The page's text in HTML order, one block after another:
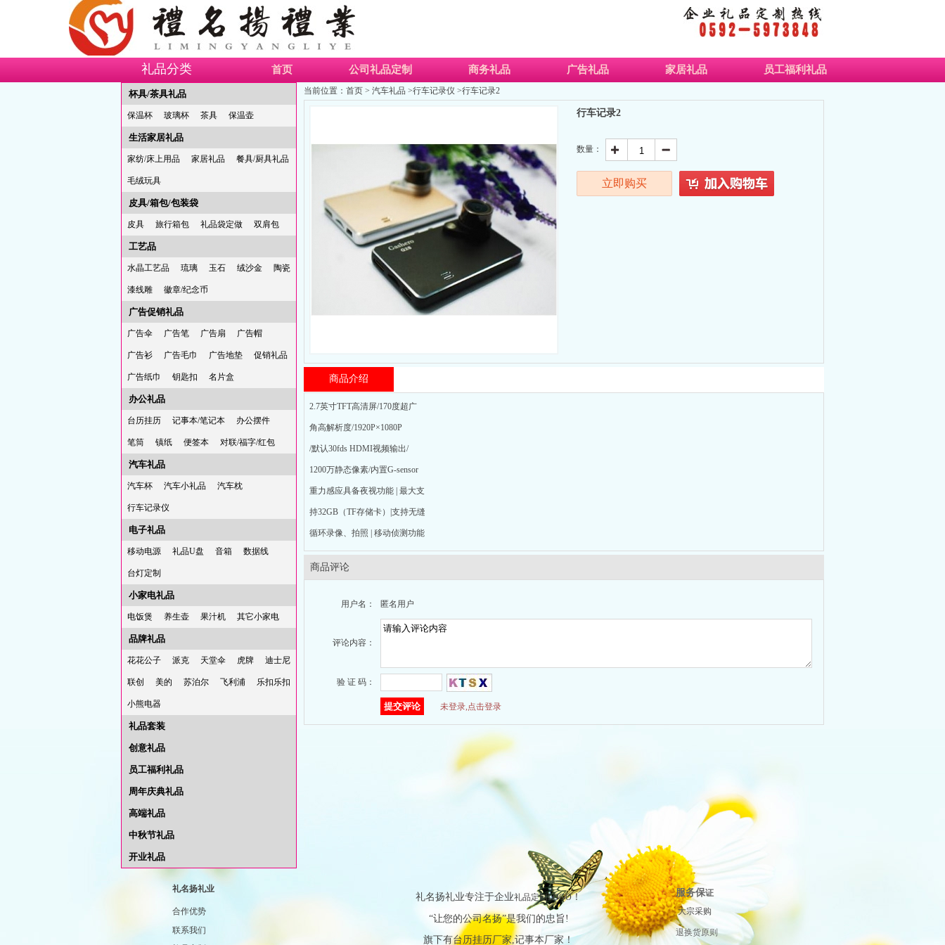
首页 公司礼品定制 商务礼品 广告礼品 家居礼品 员工福利礼品
礼品分类
杯具/茶具礼品
保温杯 玻璃杯 茶具 保温壶
生活家居礼品
家纺/床上用品 家居礼品 餐具/厨具礼品
毛绒玩具
皮具/箱包/包装袋
皮具 旅行箱包 礼品袋定做 双肩包
工艺品
水晶工艺品 琉璃 玉石 绒沙金 陶瓷
漆线雕 徽章/纪念币
广告促销礼品
广告伞 广告笔 广告扇 广告帽
广告衫 广告毛巾 广告地垫 促销礼品
广告纸巾 钥匙扣 名片盒
办公礼品
台历挂历 记事本/笔记本 办公摆件
笔筒 镇纸 便签本 对联/福字/红包
汽车礼品
汽车杯 汽车小礼品 汽车枕
行车记录仪
电子礼品
移动电源 礼品U盘 音箱 数据线
台灯定制
小家电礼品
电饭煲 养生壶 果汁机 其它小家电
品牌礼品
花花公子 派克 天堂伞 虎牌 迪士尼
联创 美的 苏泊尔 飞利浦 乐扣乐扣
小熊电器
礼品套装
创意礼品
员工福利礼品
周年庆典礼品
高端礼品
中秋节礼品
开业礼品
当前位置： 首页 > 汽车礼品 >行车记录仪 >行车记录2
行车记录2
数量：
立即购买
商品介绍
2.7英寸TFT高清屏/170度超广
角高解析度/1920P×1080P
/默认30fds HDMI视频输出/
1200万静态像素/内置G-sensor
重力感应具备夜视功能 | 最大支
持32GB（TF存储卡）|支持无缝
循环录像、拍照 | 移动侦测功能
商品评论
用户名： 匿名用户
评论内容：
验 证 码：
未登录,点击登录
礼名扬礼业
合作优势
联系我们
礼名扬礼业专注于企业礼品定制LOGO！
“让您的公司名扬”是我们的忠旨!
旗下有台历挂历厂家,记事本厂家！
服务保证
大宗采购
退换货原则